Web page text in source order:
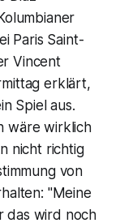
Paris Saint-
Vincent
erklärt,
Spiel aus.
wäre wirklich
nicht richtig
von
"Meine
das wird noch